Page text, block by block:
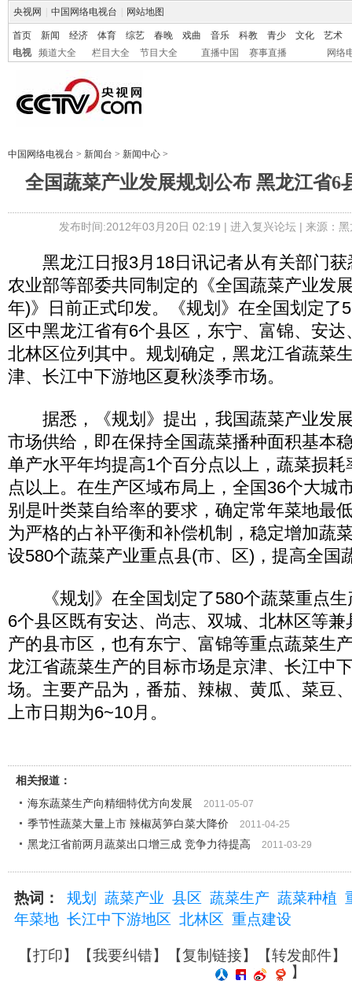
央视网 中国网络电视台 网站地图
首页 新闻 经济 体育 综艺 春晚 戏曲 音乐 科教 青少 文化
艺术
电视
频道大全 栏目大全 节目大全 直播中国 赛事直播 网络
中国网络电视台 > 新闻台 > 新闻中心 >
全国蔬菜产业发展规划公布 黑龙江省6
发布时间:2012年03月20日 02:19 | 进入复兴论坛| 来源：
黑龙江日报3月18日讯记者从有关部门获
农业部等部委共同制定的《全国蔬菜产业发
年)》日前正式印发。《规划》在全国划定了
区中黑龙江省有6个县区，东宁、富锦、安
北林区位列其中。规划确定，黑龙江省蔬菜
津、长江中下游地区夏秋淡季市场。
据悉，《规划》提出，我国蔬菜产业发
市场供给，即在保持全国蔬菜播种面积基本
单产水平年均提高1个百分点以上，蔬菜损
点以上。在生产区域布局上，全国36个大城
别是叶类菜自给率的要求，确定常年菜地最
为严格的占补平衡和补偿机制，稳定增加蔬
设580个蔬菜产业重点县(市、区)，提高全国
《规划》在全国划定了580个蔬菜重点生
6个县区既有安达、尚志、双城、北林区等
产的县市区，也有东宁、富锦等重点蔬菜生
龙江省蔬菜生产的目标市场是京津、长江中
场。主要产品为，番茄、辣椒、黄瓜、菜豆
上市日期为6~10月。
相关报道：
海东蔬菜生产向精细特优方向发展
2011-05-07
季节性蔬菜大量上市 辣椒莴笋白菜大降价 2011-04-25
黑龙江省前两月蔬菜出口增三成 竞争力待提高 2011-03-29
热词： 规划 蔬菜产业 县区 蔬菜生产 蔬菜种植
年菜地 长江中下游地区 北林区 重点建设
【打印】【我要纠错】【复制链接】【转发邮件】
】